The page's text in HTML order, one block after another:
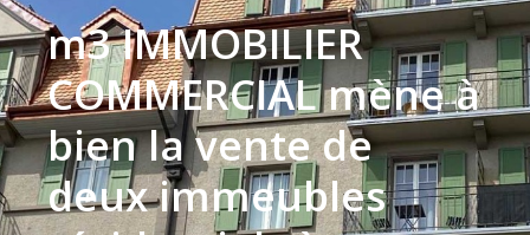
m3 IMMOBILIER
COMMERCIAL mène à
bien la vente de
deux immeubles